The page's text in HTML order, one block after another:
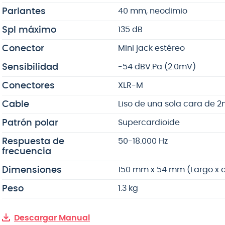
Parlantes 40 mm, neodimio
Spl máximo 135 dB
Conector Mini jack estéreo
Sensibilidad -54 dBV.Pa (2.0mV)
Conectores XLR-M
Cable Liso de una sola cara de
Patrón polar Supercardioide
Respuesta de
frecuencia
50-18.000 Hz
Dimensiones 150 mm x 54 mm (Largo x
Peso 1.3 kg
Descargar Manual